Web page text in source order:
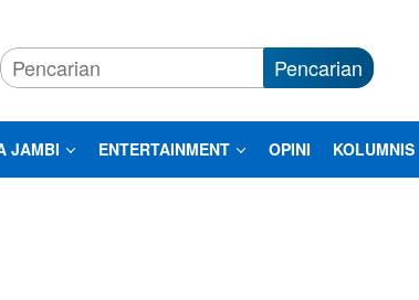
Pencarian
JAMBI ENTERTAINMENT OPINI KOLUMNIS